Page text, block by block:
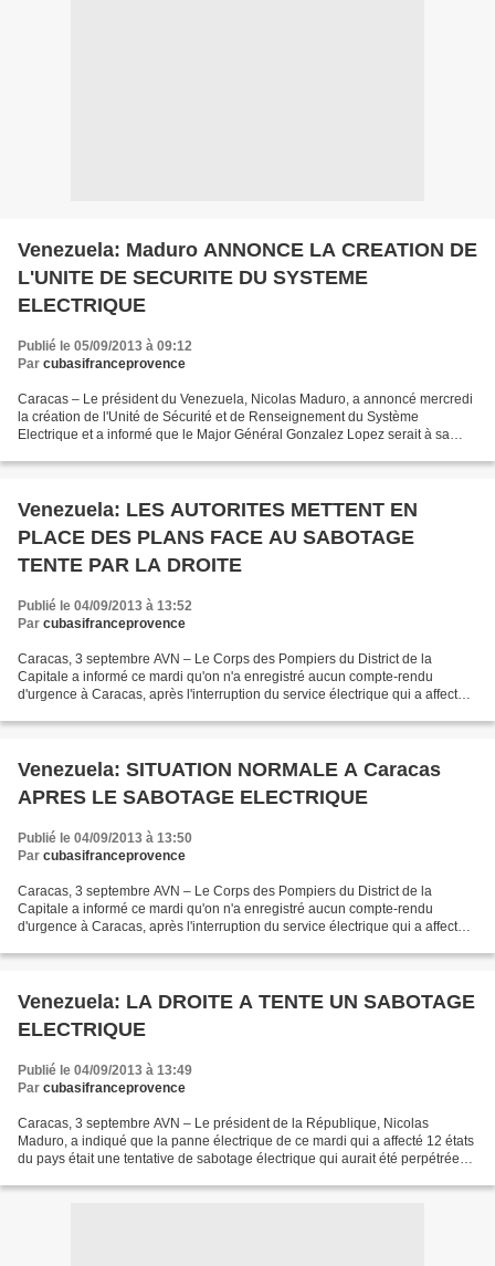
Venezuela: Maduro ANNONCE LA CREATION DE
L'UNITE DE SECURITE DU SYSTEME
ELECTRIQUE
Publié le 05/09/2013 à 09:12
Par cubasifranceprovence
Caracas – Le président du Venezuela, Nicolas Maduro, a annoncé mercredi
la création de l'Unité de Sécurité et de Renseignement du Système
Electrique et a informé que le Major Général Gonzalez Lopez serait à sa
Venezuela: LES AUTORITES METTENT EN
PLACE DES PLANS FACE AU SABOTAGE
TENTE PAR LA DROITE
Publié le 04/09/2013 à 13:52
Par cubasifranceprovence
Caracas, 3 septembre AVN – Le Corps des Pompiers du District de la
Capitale a informé ce mardi qu'on n'a enregistré aucun compte-rendu
d'urgence à Caracas, après l'interruption du service électrique qui a affecté
Venezuela: SITUATION NORMALE A Caracas
APRES LE SABOTAGE ELECTRIQUE
Publié le 04/09/2013 à 13:50
Par cubasifranceprovence
Caracas, 3 septembre AVN – Le Corps des Pompiers du District de la
Capitale a informé ce mardi qu'on n'a enregistré aucun compte-rendu
d'urgence à Caracas, après l'interruption du service électrique qui a affecté
Venezuela: LA DROITE A TENTE UN SABOTAGE
ELECTRIQUE
Publié le 04/09/2013 à 13:49
Par cubasifranceprovence
Caracas, 3 septembre AVN – Le président de la République, Nicolas
Maduro, a indiqué que la panne électrique de ce mardi qui a affecté 12 états
du pays était une tentative de sabotage électrique qui aurait été perpétrée